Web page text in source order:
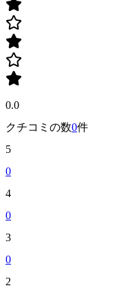
0.0
クチコミの数0件
5
0
4
0
3
0
2